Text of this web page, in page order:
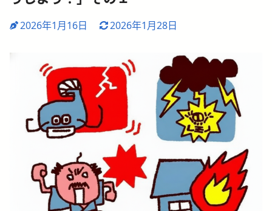
2026年1月16日 2026年1月28日